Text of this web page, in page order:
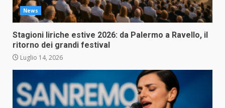
News
Stagioni liriche estive 2026: da Palermo a Ravello, il
ritorno dei grandi festival
Luglio 14, 2026